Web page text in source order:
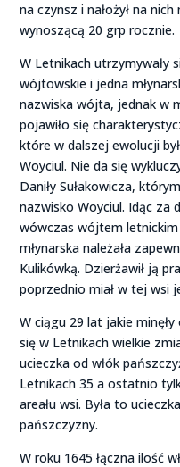
na czynsz i nałożył na
wynoszącą 20 grp rocznie.
W Letnikach utrzymywały
wójtowskie i jedna
nazwiska wójta, jednak w
pojawiło się
które w dalszej ewolucji
Woyciul. Nie da się
Daniły Sułakowicza,
nazwisko Woyciul. Idąc za
wówczas wójtem letnickim
młynarska należała
Kulikówką. Dzierżawił ją
poprzednio miał w tej wsi
W ciągu 29 lat jakie
się w Letnikach wielkie
ucieczka od włók
Letnikach 35 a ostatnio
areału wsi. Była to
pańszczyzny.
W roku 1645 łączna ilość